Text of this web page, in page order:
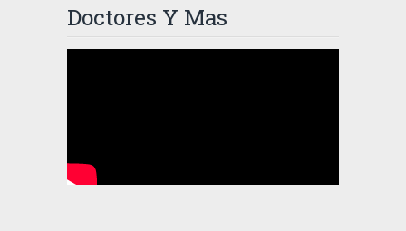
Doctores Y Mas